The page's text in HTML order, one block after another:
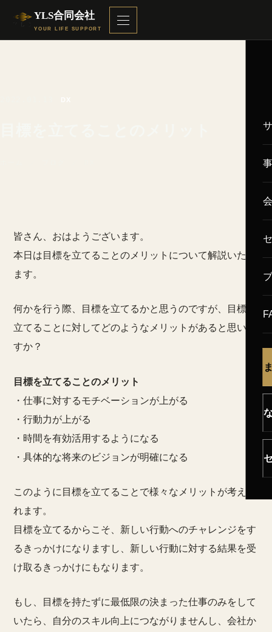
YLS合同会社
YOUR LIFE SUPPORT
皆さん、おはようございます。
本日は目標を立てることのメリットについて解説いたし
ます。
何かを行う際、目標を立てるかと思うのですが、目標を
立てることに対してどのようなメリットがあると思いま
すか？
目標を立てることのメリット
・仕事に対するモチベーションが上がる
・行動力が上がる
・時間を有効活用するようになる
・具体的な将来のビジョンが明確になる
このように目標を立てることで様々なメリットが考えら
れます。
目標を立てるからこそ、新しい行動へのチャレンジをす
るきっかけになりますし、新しい行動に対する結果を受
け取るきっかけにもなります。
もし、目標を持たずに最低限の決まった仕事のみをして
いたら、自分のスキル向上につながりませんし、会社か